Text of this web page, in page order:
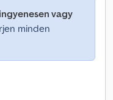
vagy
minden